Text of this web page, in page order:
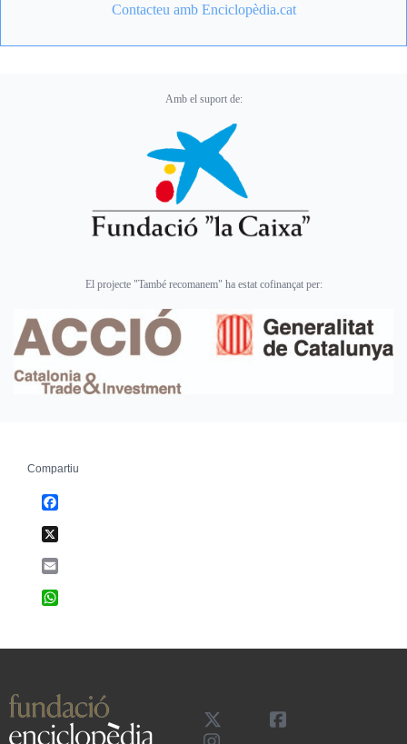
Contacteu amb Enciclopèdia.cat
Amb el suport de:
El projecte "També recomanem" ha estat cofinançat per:
Compartiu